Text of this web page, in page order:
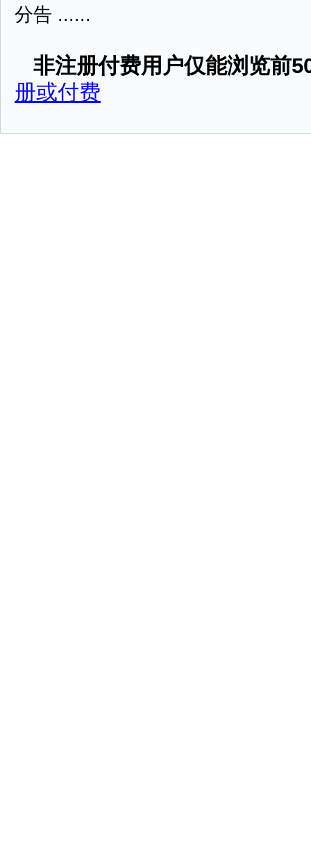
分告 ......
非注册付费用户仅能浏览前
册或付费